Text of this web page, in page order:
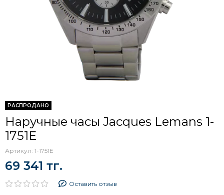
РАСПРОДАНО
Наручные часы Jacques Lemans 1-
1751E
Артикул: 1-1751E
69 341 тг.
Оставить отзыв